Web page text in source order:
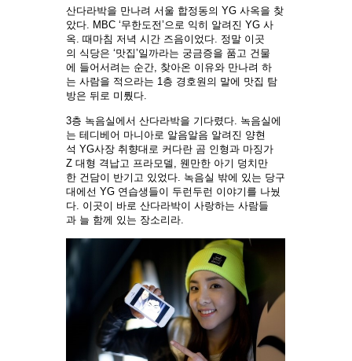
산다라박을 만나려 서울 합정동의 YG 사옥을 찾
았다. MBC ‘무한도전’으로 익히 알려진 YG 사
옥. 때마침 저녁 시간 즈음이었다. 정말 이곳
의 식당은 ‘맛집’일까라는 궁금증을 품고 건물
에 들어서려는 순간, 찾아온 이유와 만나려 하
는 사람을 적으라는 1층 경호원의 말에 맛집 탐
방은 뒤로 미뤘다.
3층 녹음실에서 산다라박을 기다렸다. 녹음실에
는 테디베어 마니아로 알음알음 알려진 양현
석 YG사장 취향대로 커다란 곰 인형과 마징가
Z 대형 격납고 프라모델, 웬만한 아기 덩치만
한 건담이 반기고 있었다. 녹음실 밖에 있는 당구
대에선 YG 연습생들이 두런두런 이야기를 나눴
다. 이곳이 바로 산다라박이 사랑하는 사람들
과 늘 함께 있는 장소리라.